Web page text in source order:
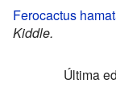
Ferocactus
Kiddle.
Última